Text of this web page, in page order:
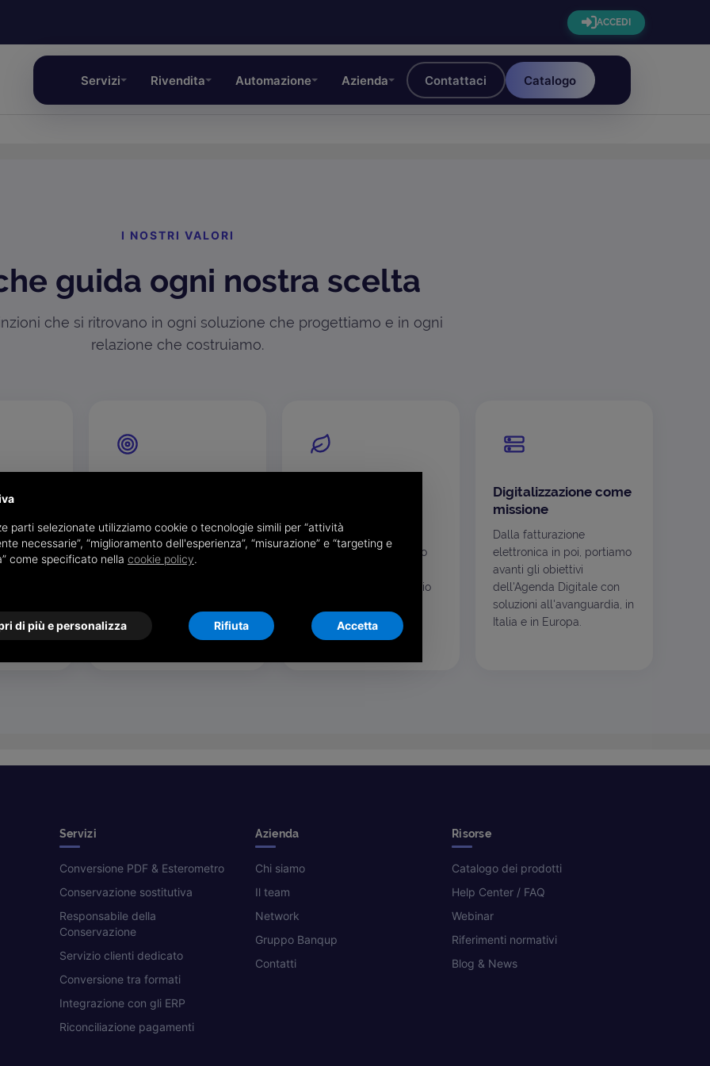
ACCEDI
Servizi Rivendita Automazione Azienda Contattaci Catalogo
I NOSTRI VALORI
guida ogni nostra scelta
che si ritrovano in ogni soluzione che progettiamo e in ogni
relazione che costruiamo.
tutto
e
il nostro
solo così
al
ossessione positiva: servizi
immediati da usare, alla
portata di qualsiasi
costi quasi solo variabili.
Ogni documento non
stampato significa meno
meno CO₂ e meno spazio
anche una scelta di
responsabilità.
Digitalizzazione come
missione
Dalla fatturazione
elettronica in poi, portiamo
avanti gli obiettivi
dell'Agenda Digitale con
soluzioni all'avanguardia, in
Italia e in Europa.
Servizi
Conversione PDF & Esterometro
Conservazione sostitutiva
Responsabile della
Conservazione
Servizio clienti dedicato
Conversione tra formati
Integrazione con gli ERP
Riconciliazione pagamenti
Azienda
Chi siamo
Il team
Network
Gruppo Banqup
Contatti
Risorse
Catalogo dei prodotti
Help Center / FAQ
Webinar
Riferimenti normativi
Blog & News
parti selezionate utilizziamo cookie o tecnologie simili per “attività
necessarie”, “miglioramento dell'esperienza”, “misurazione” e “targeting e
come specificato nella cookie policy.
di più e personalizza Rifiuta Accetta